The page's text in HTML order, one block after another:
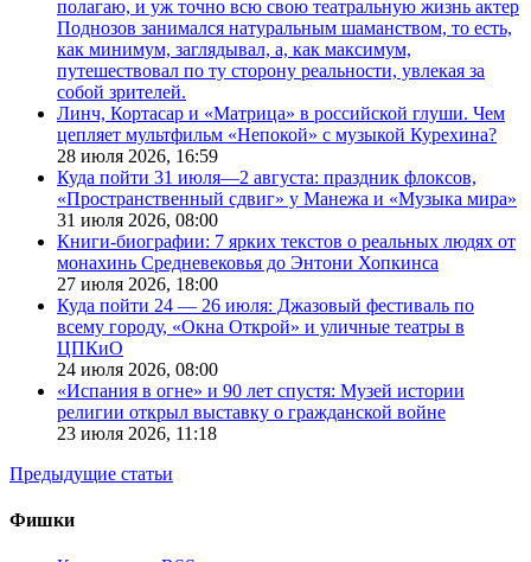
полагаю, и уж точно всю свою театральную жизнь актер
Поднозов занимался натуральным шаманством, то есть,
как минимум, заглядывал, а, как максимум,
путешествовал по ту сторону реальности, увлекая за
собой зрителей.
Линч, Кортасар и «Матрица» в российской глуши. Чем
цепляет мультфильм «Непокой» с музыкой Курехина?
28 июля 2026, 16:59
Куда пойти 31 июля—2 августа: праздник флоксов,
«Пространственный сдвиг» у Манежа и «Музыка мира»
31 июля 2026, 08:00
Книги-биографии: 7 ярких текстов о реальных людях от
монахинь Средневековья до Энтони Хопкинса
27 июля 2026, 18:00
Куда пойти 24 — 26 июля: Джазовый фестиваль по
всему городу, «Окна Открой» и уличные театры в
ЦПКиО
24 июля 2026, 08:00
«Испания в огне» и 90 лет спустя: Музей истории
религии открыл выставку о гражданской войне
23 июля 2026, 11:18
Предыдущие статьи
Фишки